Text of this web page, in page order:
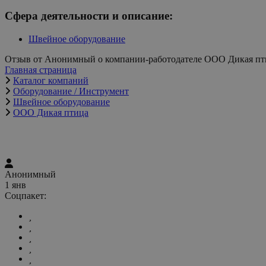
Сфера деятельности и описание:
Швейное оборудование
Отзыв от Анонимный о компании-работодателе ООО Дикая
Главная страница
Каталог компаний
Оборудование / Инструмент
Швейное оборудование
ООО Дикая птица
Анонимный
1 янв
Соцпакет: